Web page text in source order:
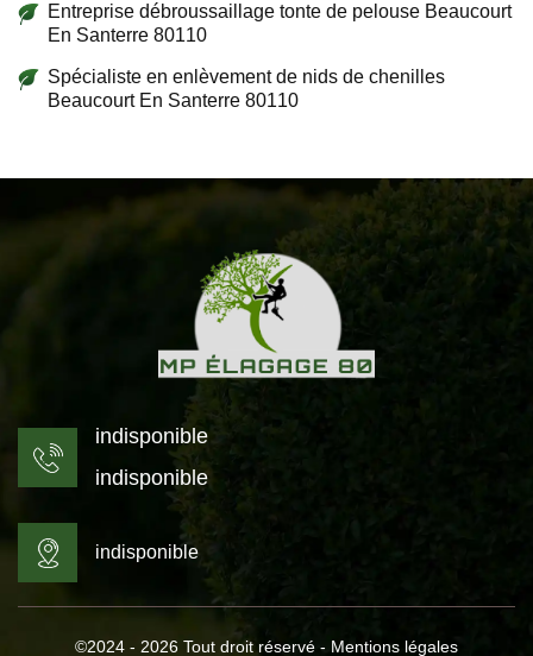
Entreprise débroussaillage tonte de pelouse Beaucourt
En Santerre 80110
Spécialiste en enlèvement de nids de chenilles
Beaucourt En Santerre 80110
indisponible
indisponible
indisponible
©2024 - 2026 Tout droit réservé - Mentions légales